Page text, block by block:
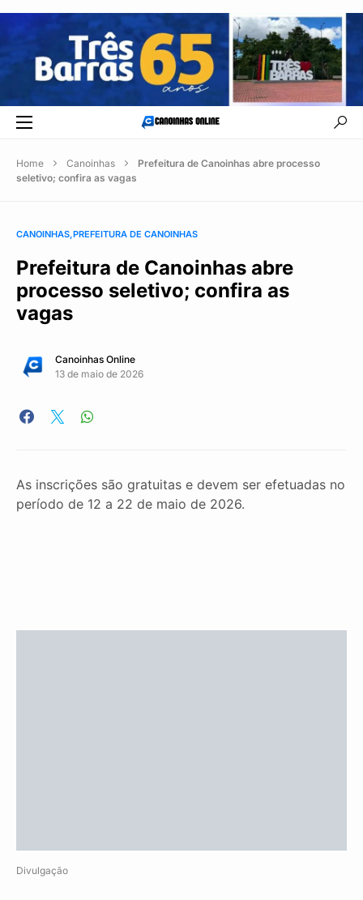
Home Canoinhas
Prefeitura de Canoinhas abre processo
seletivo; confira as vagas
CANOINHAS PREFEITURA DE CANOINHAS
Prefeitura de Canoinhas abre
processo seletivo; confira as
vagas
Canoinhas Online
13 de maio de 2026
As inscrições são gratuitas e devem ser efetuadas no
período de 12 a 22 de maio de 2026.
Divulgação